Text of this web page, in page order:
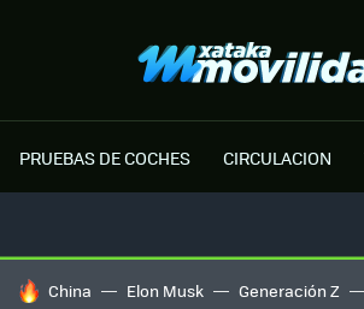
PRUEBAS DE COCHES CIRCULACION
HOY SE HABLA DE
China Elon Musk Generación Z